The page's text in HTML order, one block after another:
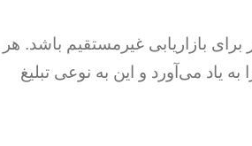
بازاریابی غیرمستقیم باشد. هر
یاد می‌آورد و این به نوعی تبلیغ